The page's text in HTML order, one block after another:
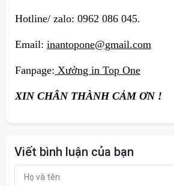
Hotline/ zalo: 0962 086 045.
Email: inantopone@gmail.com
Fanpage: Xưởng in Top One
XIN CHÂN THÀNH CẢM ƠN !
Viết bình luận của bạn